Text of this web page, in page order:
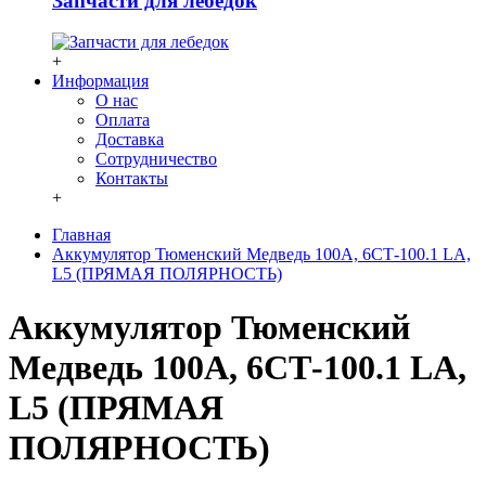
+
Информация
О нас
Оплата
Доставка
Сотрудничество
Контакты
+
Главная
Аккумулятор Тюменский Медведь 100A, 6СТ-100.1 LA,
L5 (ПРЯМАЯ ПОЛЯРНОСТЬ)
Аккумулятор Тюменский
Медведь 100A, 6СТ-100.1 LA,
L5 (ПРЯМАЯ
ПОЛЯРНОСТЬ)